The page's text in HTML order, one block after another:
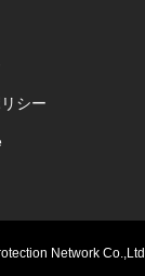
シー
Network Co.,Ltd.